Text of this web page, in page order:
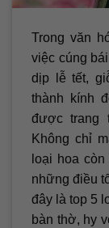
Trong văn
việc cúng
dịp lễ tết,
thành kính
được trang
Không chỉ
loại hoa
những điều
đây là top 5
bàn thờ, hy